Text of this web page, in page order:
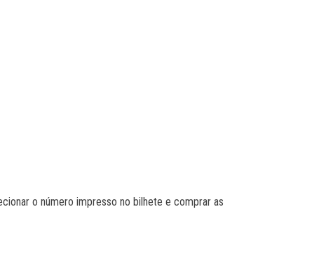
o número impresso no bilhete e comprar as